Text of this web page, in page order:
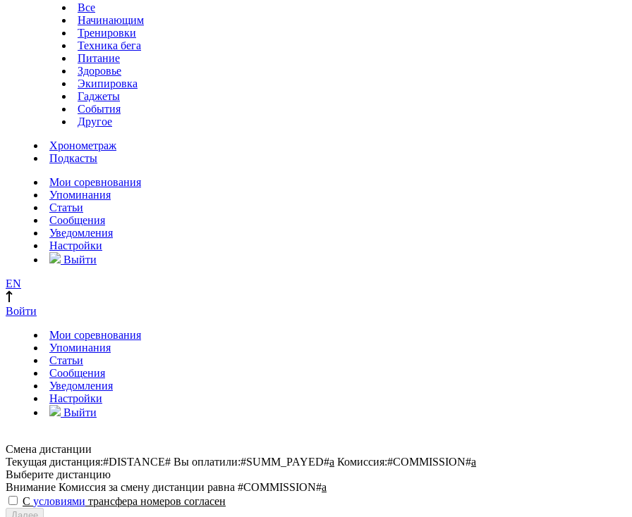
Все
Начинающим
Тренировки
Техника бега
Питание
Здоровье
Экипировка
Гаджеты
События
Другое
Хронометраж
Подкасты
Мои соревнования
Упоминания
Статьи
Сообщения
Уведомления
Настройки
Выйти
EN
Войти
Мои соревнования
Упоминания
Статьи
Сообщения
Уведомления
Настройки
Выйти
Смена дистанции
Текущая дистанция:#DISTANCE# Вы оплатили:#SUMM_PAYED#a Комиссия:#COMMISSION#a
Выберите дистанцию
Внимание Комиссия за смену дистанции равна #COMMISSION#a
С условиями трансфера номеров согласен